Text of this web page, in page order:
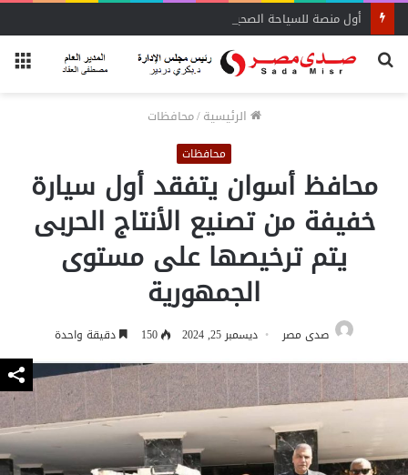
أول منصة للسياحة الصحية في مصر والشرق الأوسط وأفريقيا..
بحث
الرئيسية/محافظات
محافظات
محافظ أسوان يتفقد أول سيارة
خفيفة من تصنيع الأنتاج الحربى
يتم ترخيصها على مستوى
الجمهورية
صدى مصر ديسمبر 25, 2024 150 دقيقة واحدة